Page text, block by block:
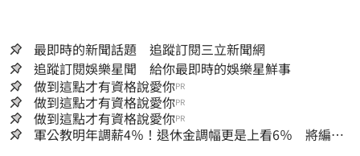
最即時的新聞話題 追蹤訂閱三立新聞網
追蹤訂閱娛樂星聞 給你最即時的娛樂星鮮事
做到這點才有資格說愛你PR
做到這點才有資格說愛你PR
做到這點才有資格說愛你PR
軍公教明年調薪4％！退休金調幅更是上看6％ 將編入